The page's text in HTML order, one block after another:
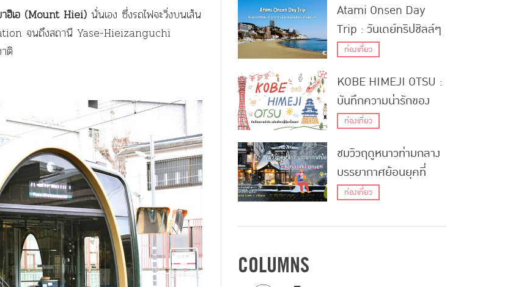
าฮิเอ (Mount Hiei) นั่นเอง ซึ่งรถไฟจะวิ่งบนเส้น
จนถึงสถานี Yase-Hieizanguchi
ติ
แห่งความใส่ใจ
Atami Onsen Day
Trip : วันเดย์ทริปชิลล์ๆ
ที่ ‘อาตามิ’ เมืองออนเซ็น
ท่องเที่ยว
KOBE HIMEJI OTSU :
บันทึกความน่ารักของ
สามเมืองในคันไซ ฉบับ
ท่องเที่ยว
ชมวิวฤดูหนาวท่ามกลาง
บรรยากาศย้อนยุคที่
Kinosaki Onsen
ท่องเที่ยว
COLUMNS